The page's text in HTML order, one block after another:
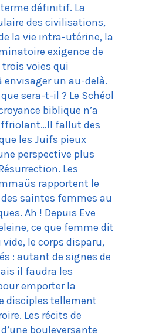
terme définitif. La
des civilisations,
la vie intra-utérine, la
exigence de
voies qui
envisager un au-delà.
sera-t-il ? Le Schéol
biblique n’a
fallut des
les Juifs pieux
perspective plus
Les
rapportent le
saintes femmes au
Ah ! Depuis Eve
ce que femme dit
vide, le corps disparu,
: autant de signes de
il faudra les
emporter la
disciples tellement
Les récits de
bouleversante